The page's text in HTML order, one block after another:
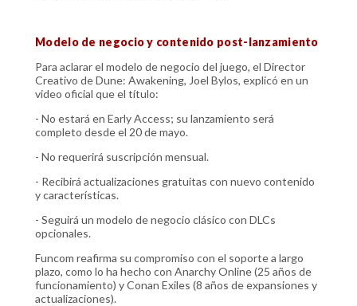
Modelo de negocio y contenido post-lanzamiento
Para aclarar el modelo de negocio del juego, el Director
Creativo de Dune: Awakening, Joel Bylos, explicó en un
video oficial que el título:
- No estará en Early Access; su lanzamiento será
completo desde el 20 de mayo.
- No requerirá suscripción mensual.
- Recibirá actualizaciones gratuitas con nuevo contenido
y características.
- Seguirá un modelo de negocio clásico con DLCs
opcionales.
Funcom reafirma su compromiso con el soporte a largo
plazo, como lo ha hecho con Anarchy Online (25 años de
funcionamiento) y Conan Exiles (8 años de expansiones y
actualizaciones).